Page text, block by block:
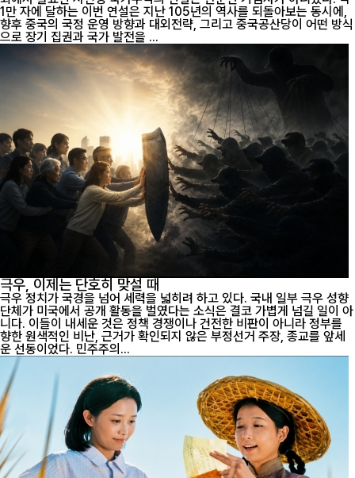
1만 자에 달하는 이번 연설은 지난 105년의 역사를 되돌아보는 동시에,
향후 중국의 국정 운영 방향과 대외전략, 그리고 중국공산당이 어떤 방식
으로 장기 집권과 국가 발전을 ...
극우, 이제는 단호히 맞설 때
극우 정치가 국경을 넘어 세력을 넓히려 하고 있다. 국내 일부 극우 성향
단체가 미국에서 공개 활동을 벌였다는 소식은 결코 가볍게 넘길 일이 아
니다. 이들이 내세운 것은 정책 경쟁이나 건전한 비판이 아니라 정부를
향한 원색적인 비난, 근거가 확인되지 않은 부정선거 주장, 종교를 앞세
운 선동이었다. 민주주의...